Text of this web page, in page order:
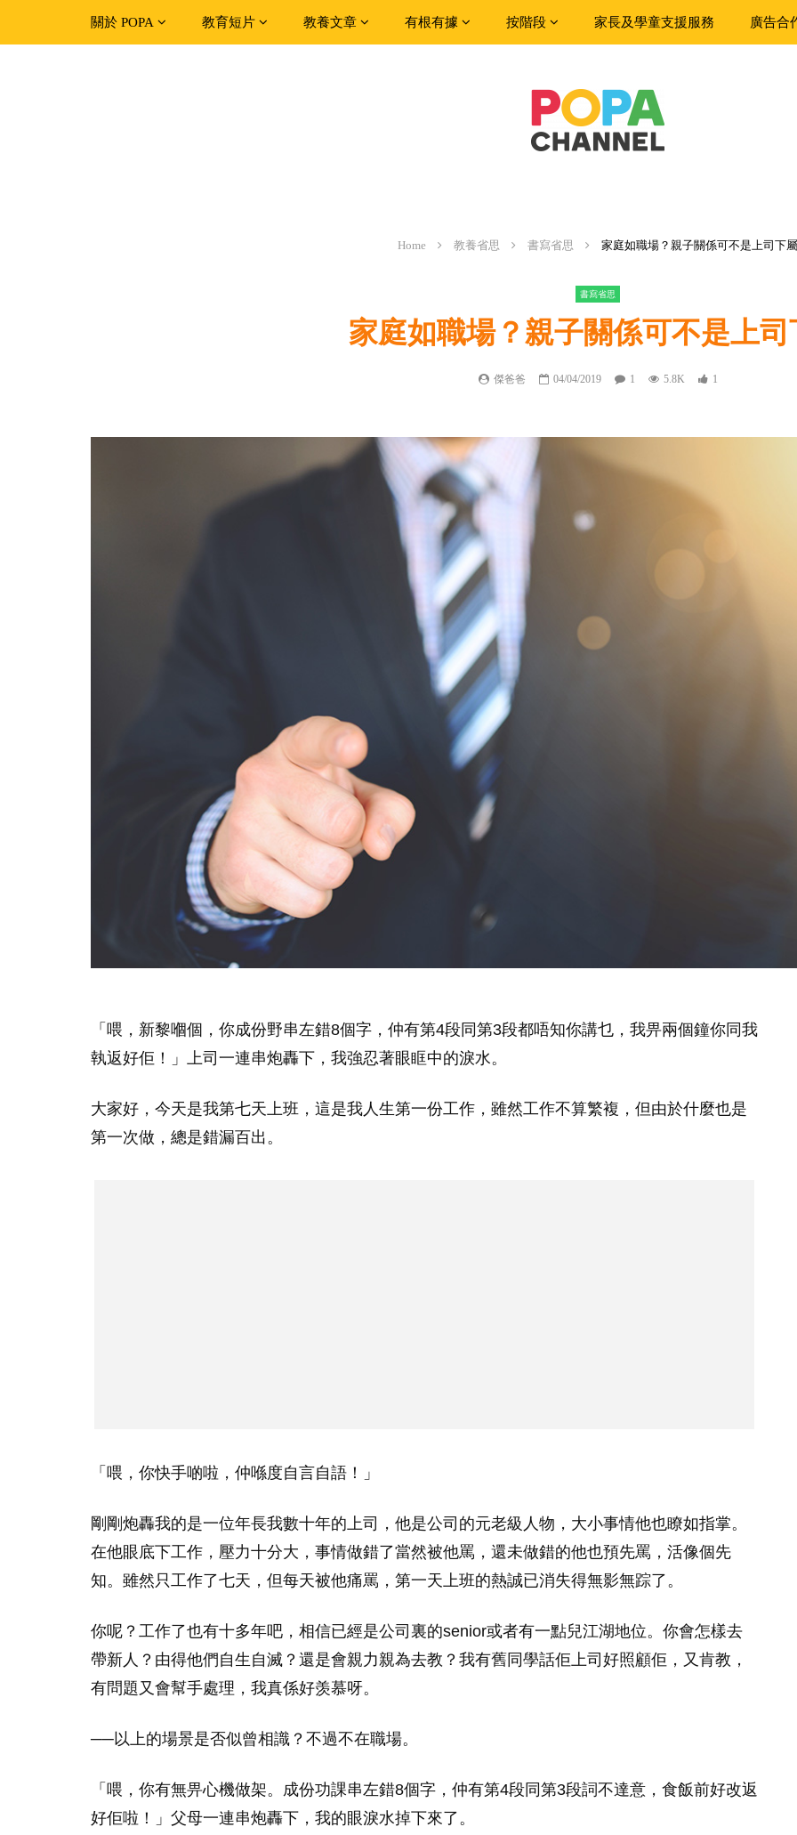
關於 POPA 教育短片 教養文章 有根有據 按階段 家長及學童支援服務 廣告合
Home 教養省思 書寫省思 家庭如職場？親子關係可不是上司下屬
書寫省思
家庭如職場？親子關係可不是上司
傑爸爸 04/04/2019 1 5.8K 1
「喂，新黎嗰個，你成份野串左錯8個字，仲有第4段同第3段都唔知你講乜，我畀兩個鐘你同我
執返好佢！」上司一連串炮轟下，我強忍著眼眶中的淚水。
大家好，今天是我第七天上班，這是我人生第一份工作，雖然工作不算繁複，但由於什麼也是
第一次做，總是錯漏百出。
「喂，你快手啲啦，仲喺度自言自語！」
剛剛炮轟我的是一位年長我數十年的上司，他是公司的元老級人物，大小事情他也瞭如指掌。
在他眼底下工作，壓力十分大，事情做錯了當然被他罵，還未做錯的他也預先罵，活像個先
知。雖然只工作了七天，但每天被他痛罵，第一天上班的熱誠已消失得無影無踪了。
你呢？工作了也有十多年吧，相信已經是公司裏的senior或者有一點兒江湖地位。你會怎樣去
帶新人？由得他們自生自滅？還是會親力親為去教？我有舊同學話佢上司好照顧佢，又肯教，
有問題又會幫手處理，我真係好羡慕呀。
──以上的場景是否似曾相識？不過不在職場。
「喂，你有無畀心機做架。成份功課串左錯8個字，仲有第4段同第3段詞不達意，食飯前好改返
好佢啦！」父母一連串炮轟下，我的眼淚水掉下來了。